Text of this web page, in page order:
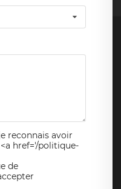
reconnais avoir
href='/politique-
de